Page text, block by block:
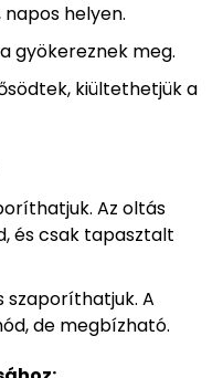
helyen.
gyökereznek meg.
kiültethetjük a
Az oltás
és csak tapasztalt
A
de megbízható.